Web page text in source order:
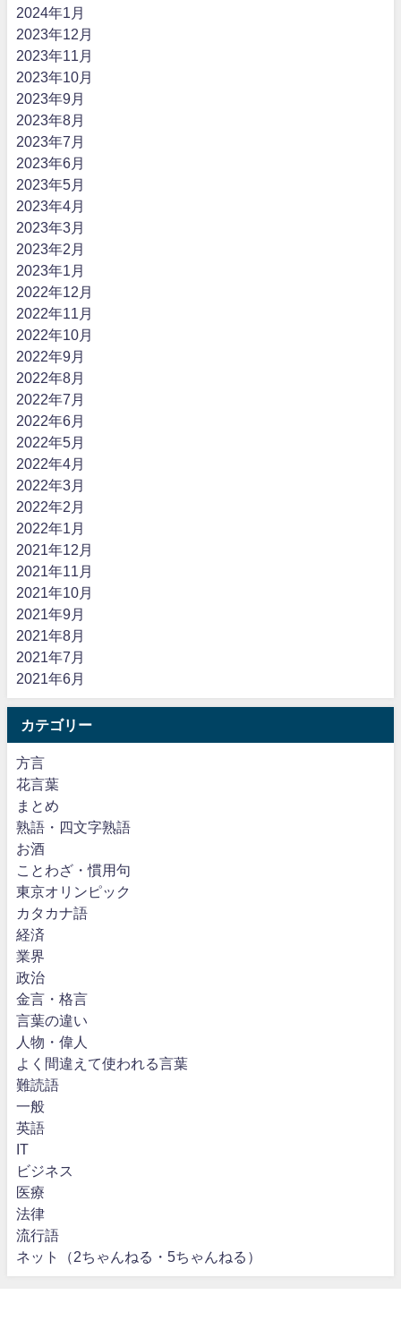
2024年1月
2023年12月
2023年11月
2023年10月
2023年9月
2023年8月
2023年7月
2023年6月
2023年5月
2023年4月
2023年3月
2023年2月
2023年1月
2022年12月
2022年11月
2022年10月
2022年9月
2022年8月
2022年7月
2022年6月
2022年5月
2022年4月
2022年3月
2022年2月
2022年1月
2021年12月
2021年11月
2021年10月
2021年9月
2021年8月
2021年7月
2021年6月
カテゴリー
方言
花言葉
まとめ
熟語・四文字熟語
お酒
ことわざ・慣用句
東京オリンピック
カタカナ語
経済
業界
政治
金言・格言
言葉の違い
人物・偉人
よく間違えて使われる言葉
難読語
一般
英語
IT
ビジネス
医療
法律
流行語
ネット（2ちゃんねる・5ちゃんねる）